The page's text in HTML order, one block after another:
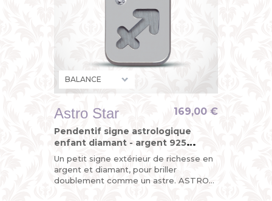
Astro Star
Pendentif signe astrologique
enfant diamant - argent 925
(sterling)
Un petit signe extérieur de richesse en
argent et diamant, pour briller
doublement comme un astre. ASTRO
169,00 €